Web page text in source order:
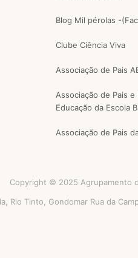
Blog Mil pérolas -
Clube Ciência Viva
Associação de Pais
Associação de Pais
Educação da Escola
Associação de Pais
Copyright © 2025 Agrupamento
Rio Tinto, Gondomar Rua da